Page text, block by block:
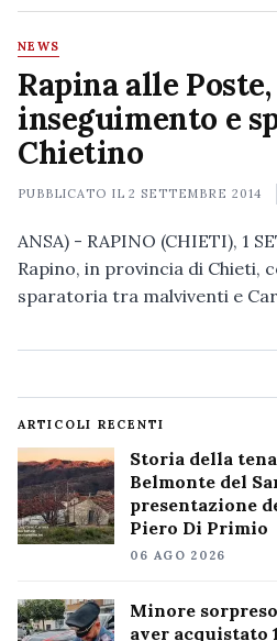
NEWS
Rapina alle Poste,
inseguimento e
Chietino
PUBBLICATO IL2 SETTEMBRE 2014
ANSA) - RAPINO (CHIETI), 1
Rapino, in provincia di Chieti,
sparatoria tra malviventi e
notizie
ARTICOLI RECENTI
Storia della
Belmonte del
presentazione
Piero Di Primio
06 AGO 2026
Minore
aver acquistato